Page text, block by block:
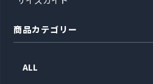
商品カテゴリー
ALL